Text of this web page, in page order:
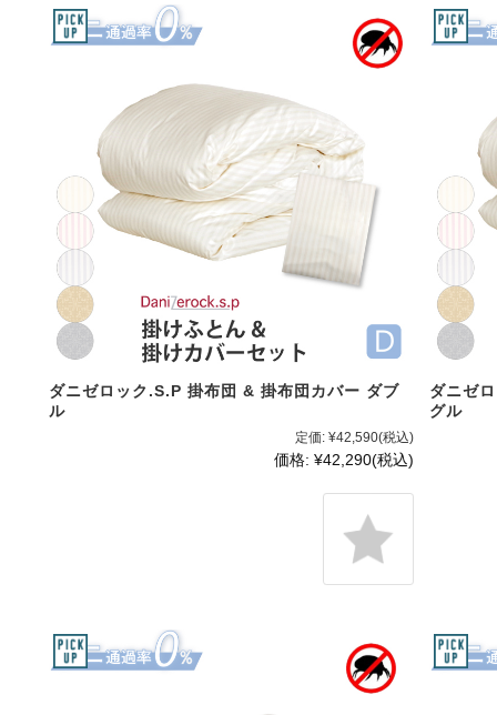
ダニゼロック.S.P 掛布団 & 掛布団カバー ダブ
ル
定価: ¥42,590(税込)
価格: ¥42,290(税込)
ダニゼ
グル